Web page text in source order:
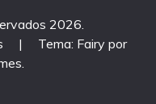
2026.
|
Tema: Fairy por